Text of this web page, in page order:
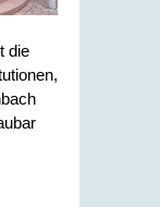
die